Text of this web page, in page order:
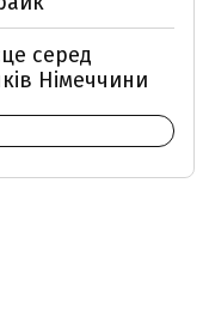
серед
Німеччини